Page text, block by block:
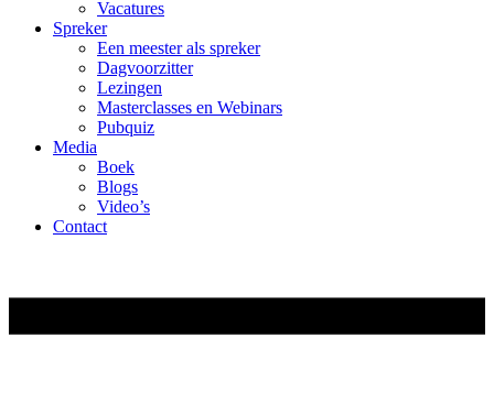
Vacatures
Spreker
Een meester als spreker
Dagvoorzitter
Lezingen
Masterclasses en Webinars
Pubquiz
Media
Boek
Blogs
Video’s
Contact